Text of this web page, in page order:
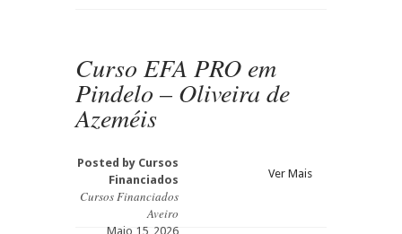
Curso EFA PRO em
Pindelo – Oliveira de
Azeméis
Posted by Cursos
Financiados
Cursos Financiados
Aveiro
Maio 15, 2026
Ver Mais